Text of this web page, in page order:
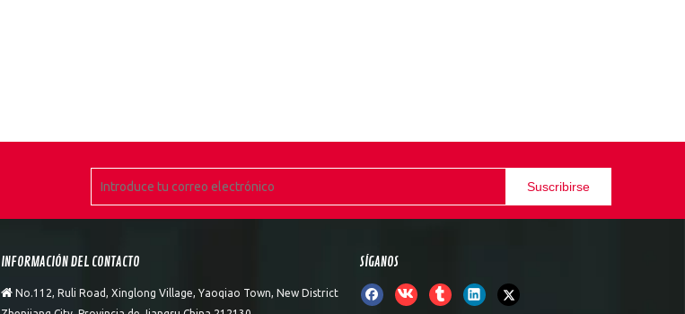
Suscribirse
INFORMACIÓN DEL CONTACTO
 No.112, Ruli Road, Xinglong Village, Yaoqiao Town, New District
SÍGANOS